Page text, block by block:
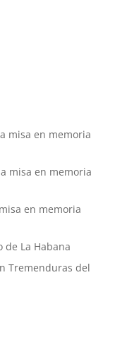
misa en memoria
misa en memoria
en memoria
de La Habana
Tremenduras del